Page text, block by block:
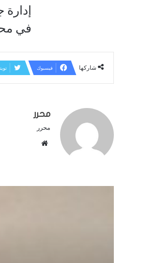
في
شاركها فيسبوك
محرر
محرر